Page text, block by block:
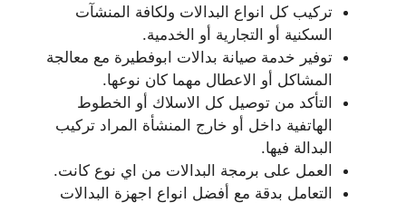
تركيب كل انواع البدالات ولكافة المنشآت
السكنية أو التجارية أو الخدمية.
توفير خدمة صيانة بدالات ابوفطيرة مع معالجة
المشاكل أو الاعطال مهما كان نوعها.
التأكد من توصيل كل الاسلاك أو الخطوط
الهاتفية داخل أو خارج المنشأة المراد تركيب
البدالة فيها.
العمل على برمجة البدالات من اي نوع كانت.
التعامل بدقة مع أفضل انواع اجهزة البدالات